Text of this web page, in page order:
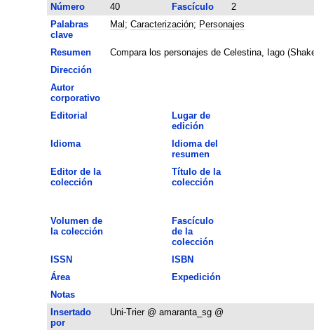
Número
40 Fascículo
2
Palabras
clave
Mal ; Caracterización; Personajes
Resumen
Compara los personajes de Celestina, Iago
Dirección
Autor
corporativo
Editorial
Lugar de
edición
Idioma
Idioma del
resumen
Editor de la
colección
Título de la
colección
Volumen de
la colección
Fascículo
de la
colección
ISSN
ISBN
Área
Expedición
Notas
Insertado
por
Uni-Trier @ amaranta_sg @